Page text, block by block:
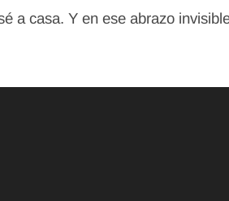
a casa. Y en ese abrazo